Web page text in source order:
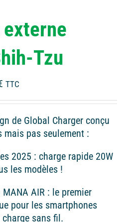
Tzu
Plage
30,00€
à
TTC
de Global Charger conçu
mais pas seulement :
2025 : charge rapide 20W
les modèles !
MANA AIR : le premier
pour les smartphones
sans fil.